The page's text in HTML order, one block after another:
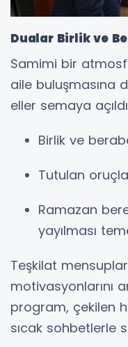
Dualar Birlik ve
Samimi bir
aile buluşmasına
eller semaya
Birlik ve
Tutulan
Ramazan
yayılması
Teşkilat
motivasyonlarını
program, çekilen
sıcak sohbetlerle